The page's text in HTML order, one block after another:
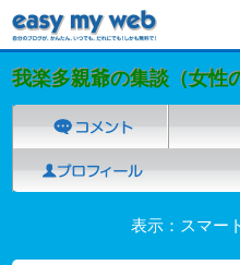
我楽多親爺の集談（女性
表示：スマー